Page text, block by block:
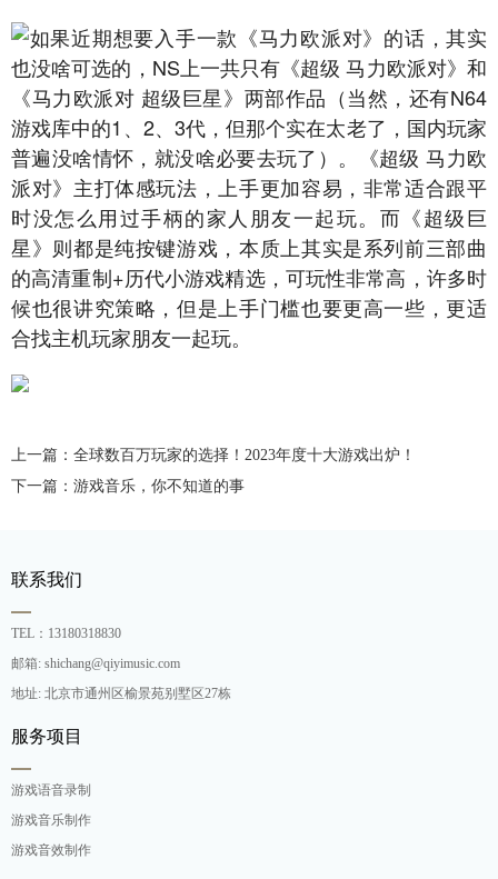
如果近期想要入手一款《马力欧派对》的话，其实
也没啥可选的，NS上一共只有《超级 马力欧派对》和
《马力欧派对 超级巨星》两部作品（当然，还有N64
游戏库中的1、2、3代，但那个实在太老了，国内玩家
普遍没啥情怀，就没啥必要去玩了）。《超级 马力欧
派对》主打体感玩法，上手更加容易，非常适合跟平
时没怎么用过手柄的家人朋友一起玩。而《超级巨
星》则都是纯按键游戏，本质上其实是系列前三部曲
的高清重制+历代小游戏精选，可玩性非常高，许多时
候也很讲究策略，但是上手门槛也要更高一些，更适
合找主机玩家朋友一起玩。
上一篇：全球数百万玩家的选择！2023年度十大游戏出炉！
下一篇：游戏音乐，你不知道的事
联系我们
TEL：13180318830
邮箱: shichang@qiyimusic.com
地址: 北京市通州区榆景苑别墅区27栋
服务项目
游戏语音录制
游戏音乐制作
游戏音效制作